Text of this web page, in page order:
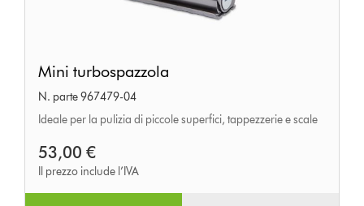
turbospazzola
Mini turbospazzola
N. parte 967479-04
Ideale per la pulizia di piccole superfici, tappezzerie e scale
53,00 €
Il prezzo include l’IVA